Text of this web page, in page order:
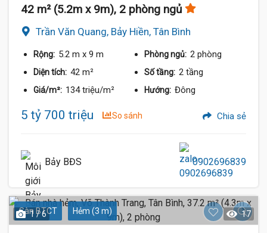
42 m² (5.2m x 9m), 2 phòng ngủ
Trần Văn Quang, Bảy Hiền, Tân Bình
Rộng: 5.2 m x 9 m Phòng ngủ: 2 phòng
Diện tích: 42 m² Số tầng: 2 tầng
Giá/m²: 134 triệu/m² Hướng: Đông
5 tỷ 700 triệu So sánh Chia sẻ
Bảy BĐS 0902696839
Sàn BTCT Hẻm (3 m)
1 / 6 17